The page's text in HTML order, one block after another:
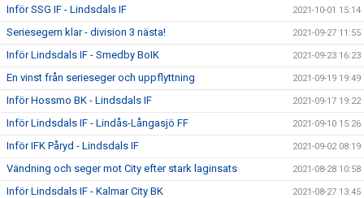
Inför SSG IF - Lindsdals IF 2021-10-01 15:14
Seriesegern klar - division 3 nästa! 2021-09-27 11:55
Inför Lindsdals IF - Smedby BoIK 2021-09-23 16:23
En vinst från serieseger och uppflyttning 2021-09-19 19:49
Inför Hossmo BK - Lindsdals IF 2021-09-17 19:22
Inför Lindsdals IF - Lindås-Långasjö FF 2021-09-10 15:26
Inför IFK Påryd - Lindsdals IF 2021-09-02 08:19
Vändning och seger mot City efter stark laginsats 2021-08-28 10:58
Inför Lindsdals IF - Kalmar City BK 2021-08-27 13:45